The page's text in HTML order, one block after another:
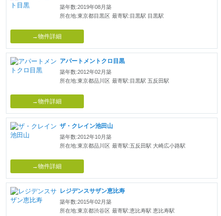
築年数:2019年08月築
所在地:東京都目黒区 最寄駅:目黒駅 目黒駅
→物件詳細
アパートメントクロ目黒
築年数:2012年02月築
所在地:東京都品川区 最寄駅:目黒駅 五反田駅
→物件詳細
ザ・クレイン池田山
築年数:2012年10月築
所在地:東京都品川区 最寄駅:五反田駅 大崎広小路駅
→物件詳細
レジデンスサザン恵比寿
築年数:2015年02月築
所在地:東京都渋谷区 最寄駅:恵比寿駅 恵比寿駅